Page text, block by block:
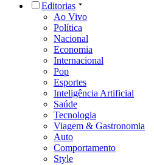
Editorias
Ao Vivo
Política
Nacional
Economia
Internacional
Pop
Esportes
Inteligência Artificial
Saúde
Tecnologia
Viagem & Gastronomia
Auto
Comportamento
Style